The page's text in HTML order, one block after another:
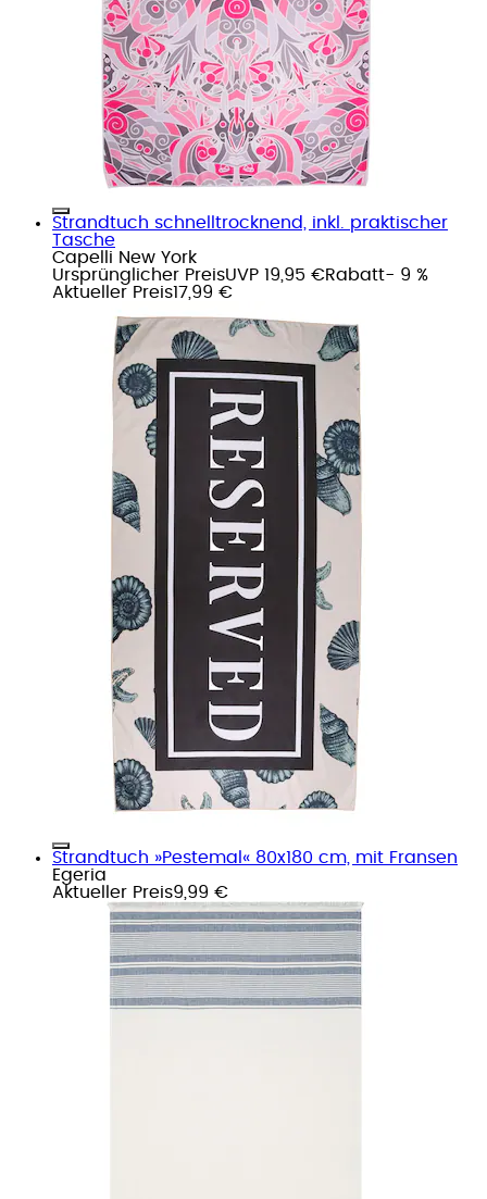
Strandtuch schnelltrocknend, inkl. praktischer
Tasche
Capelli New York
Ursprünglicher PreisUVP 19,95 €Rabatt- 9 %
Aktueller Preis17,99 €
Strandtuch »Pestemal« 80x180 cm, mit Fransen
Egeria
Aktueller Preis9,99 €